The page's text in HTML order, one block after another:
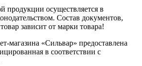
продукции осуществляется в
Состав документов,
зависит от марки товара!
магазина «Сильвар» предоставлена
в соответствии с